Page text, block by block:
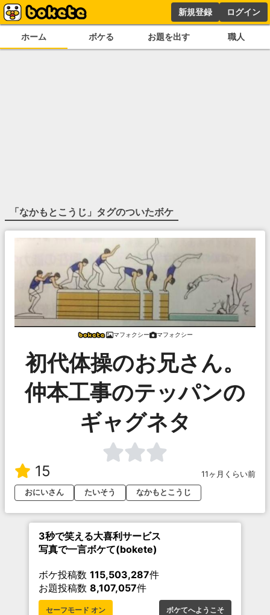
新規登録 ログイン
ホーム ボケる お題を出す 職人
「なかもとこうじ 」タグのついたボケ
マフォクシー マフォクシー
初代体操のお兄さん。
仲本工事のテッパンの
ギャグネタ
15
11ヶ月くらい前
おにいさん
たいそう なかもとこうじ
3秒で笑える大喜利サービス
写真で一言ボケて(bokete)
ボケ投稿数 115,503,287件
お題投稿数 8,107,057件
セーフモード オン ボケてへようこそ